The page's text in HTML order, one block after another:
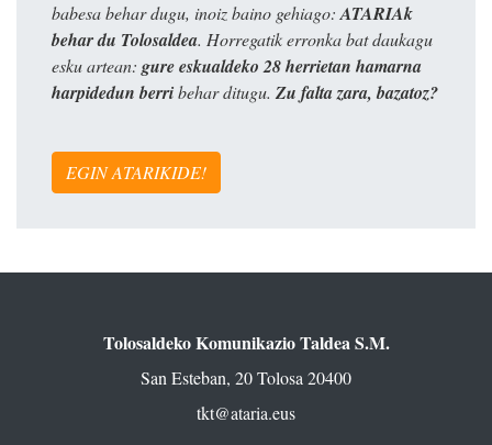
babesa behar dugu, inoiz baino gehiago:ATARIAk
behar du Tolosaldea. Horregatik erronka bat daukagu
esku artean: gure eskualdeko 28 herrietan hamarna
harpidedun berribehar ditugu. Zu falta zara, bazatoz?
EGIN ATARIKIDE!
Tolosaldeko Komunikazio Taldea S.M.
San Esteban, 20 Tolosa 20400
tkt@ataria.eus